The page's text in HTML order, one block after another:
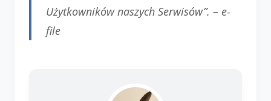
Użytkowników naszych Serwisów”. – e-
file